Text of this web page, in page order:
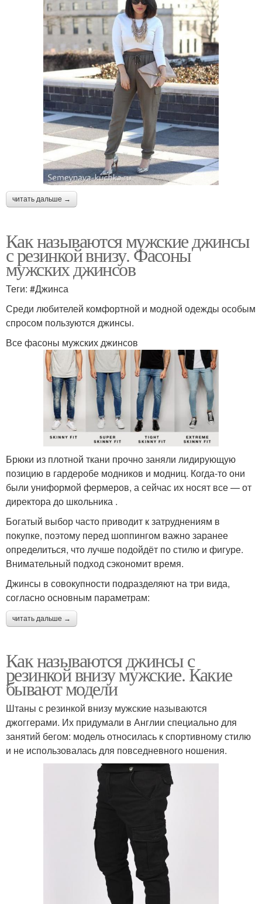
читать дальше →
Как называются мужские джинсы
с резинкой внизу. Фасоны
мужских джинсов
Теги: #Джинса
Среди любителей комфортной и модной одежды особым
спросом пользуются джинсы.
Все фасоны мужских джинсов
Брюки из плотной ткани прочно заняли лидирующую
позицию в гардеробе модников и модниц. Когда-то они
были униформой фермеров, а сейчас их носят все — от
директора до школьника .
Богатый выбор часто приводит к затруднениям в
покупке, поэтому перед шоппингом важно заранее
определиться, что лучше подойдёт по стилю и фигуре.
Внимательный подход сэкономит время.
Джинсы в совокупности подразделяют на три вида,
согласно основным параметрам:
читать дальше →
Как называются джинсы с
резинкой внизу мужские. Какие
бывают модели
Штаны с резинкой внизу мужские называются
джоггерами. Их придумали в Англии специально для
занятий бегом: модель относилась к спортивному стилю
и не использовалась для повседневного ношения.